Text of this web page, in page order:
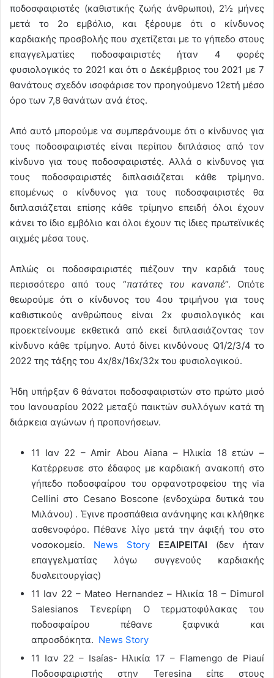
ποδοσφαιριστές (καθιστικής ζωής άνθρωποι), 2½ μήνες
μετά το 2ο εμβόλιο, και ξέρουμε ότι ο κίνδυνος
καρδιακής προσβολής που σχετίζεται με το γήπεδο στους
επαγγελματίες ποδοσφαιριστές ήταν 4 φορές
φυσιολογικός το 2021 και ότι ο Δεκέμβριος του 2021 με 7
θανάτους σχεδόν ισοφάρισε τον προηγούμενο 12ετή μέσο
όρο των 7,8 θανάτων ανά έτος.
Από αυτό μπορούμε να συμπεράνουμε ότι ο κίνδυνος για
τους ποδοσφαιριστές είναι περίπου διπλάσιος από τον
κίνδυνο για τους ποδοσφαιριστές. Αλλά ο κίνδυνος για
τους ποδοσφαιριστές διπλασιάζεται κάθε τρίμηνο.
επομένως ο κίνδυνος για τους ποδοσφαιριστές θα
διπλασιάζεται επίσης κάθε τρίμηνο επειδή όλοι έχουν
κάνει το ίδιο εμβόλιο και όλοι έχουν τις ίδιες πρωτεϊνικές
αιχμές μέσα τους.
Απλώς οι ποδοσφαιριστές πιέζουν την καρδιά τους
περισσότερο από τους “πατάτες του καναπέ“. Οπότε
θεωρούμε ότι ο κίνδυνος του 4ου τριμήνου για τους
καθιστικούς ανθρώπους είναι 2x φυσιολογικός και
προεκτείνουμε εκθετικά από εκεί διπλασιάζοντας τον
κίνδυνο κάθε τρίμηνο. Αυτό δίνει κινδύνους Q1/2/3/4 το
2022 της τάξης του 4x/8x/16x/32x του φυσιολογικού.
Ήδη υπήρξαν 6 θάνατοι ποδοσφαιριστών στο πρώτο μισό
του Ιανουαρίου 2022 μεταξύ παικτών συλλόγων κατά τη
διάρκεια αγώνων ή προπονήσεων.
11 Ιαν 22 – Amir Abou Aiana – Ηλικία 18 ετών –
Κατέρρευσε στο έδαφος με καρδιακή ανακοπή στο
γήπεδο ποδοσφαίρου του ορφανοτροφείου της via
Cellini στο Cesano Boscone (ενδοχώρα δυτικά του
Μιλάνου) . Έγινε προσπάθεια ανάνηψης και κλήθηκε
ασθενοφόρο. Πέθανε λίγο μετά την άφιξή του στο
νοσοκομείο. News Story ΕΞΑΙΡΕΙΤΑΙ (δεν ήταν
επαγγελματίας λόγω συγγενούς καρδιακής
δυσλειτουργίας)
11 Ιαν 22 – Mateo Hernandez – Ηλικία 18 – Dimurol
Salesianos Τενερίφη Ο τερματοφύλακας του
ποδοσφαίρου πέθανε ξαφνικά και
απροσδόκητα. News Story
11 Ιαν 22 – Isaías- Ηλικία 17 – Flamengo de Piauí
Ποδοσφαιριστής στην Teresina είπε στους